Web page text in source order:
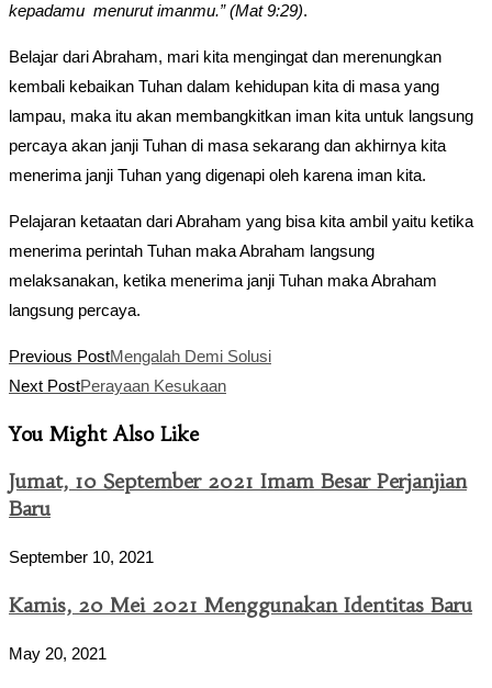
kepadamu menurut imanmu.” (Mat 9:29).
Belajar dari Abraham, mari kita mengingat dan merenungkan
kembali kebaikan Tuhan dalam kehidupan kita di masa yang
lampau, maka itu akan membangkitkan iman kita untuk langsung
percaya akan janji Tuhan di masa sekarang dan akhirnya kita
menerima janji Tuhan yang digenapi oleh karena iman kita.
Pelajaran ketaatan dari Abraham yang bisa kita ambil yaitu ketika
menerima perintah Tuhan maka Abraham langsung
melaksanakan, ketika menerima janji Tuhan maka Abraham
langsung percaya.
Read
more
Previous PostMengalah Demi Solusi
Next PostPerayaan Kesukaan
You Might Also Like
Jumat, 10 September 2021 Imam Besar Perjanjian
Baru
September 10, 2021
Kamis, 20 Mei 2021 Menggunakan Identitas Baru
May 20, 2021